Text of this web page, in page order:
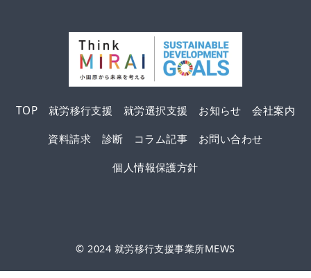
TOP 就労移行支援 就労選択支援 お知らせ
会社案内
資料請求
診断 コラム記事
お問い合わせ
個人情報保護方針
© 2024 就労移行支援事業所MEWS